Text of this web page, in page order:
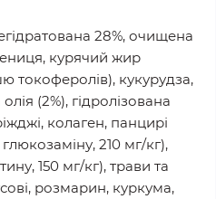
28%, очищена
курячий жир
токоферолів), кукурудза,
(2%), гідролізована
колаген, панцирі
210 мг/кг),
150 мг/кг), трави та
розмарин, куркума,